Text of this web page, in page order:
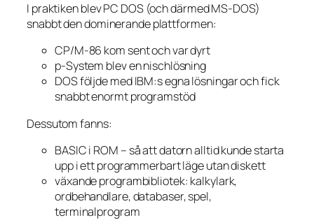
I praktiken blev PC DOS (och därmed MS-DOS)
snabbt den dominerande plattformen:
CP/M-86 kom sent och var dyrt
p-System blev en nischlösning
DOS följde med IBM:s egna lösningar och fick
snabbt enormt programstöd
Dessutom fanns:
BASIC i ROM – så att datorn alltid kunde starta
upp i ett programmerbart läge utan diskett
växande programbibliotek: kalkylark,
ordbehandlare, databaser, spel,
terminalprogram